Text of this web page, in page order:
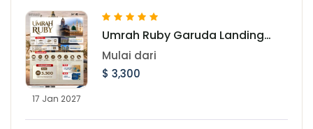
17 Jan 2027
Umrah Ruby Garuda Landing
Madinah 17 Januari 2027
Mulai dari
$ 3,300